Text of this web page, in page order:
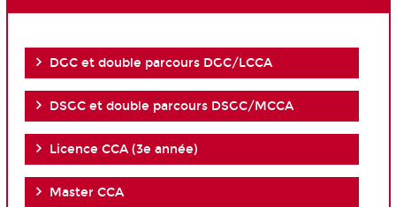
DGC et double parcours DGC/LCCA
DSGC et double parcours DSGC/MCCA
Licence CCA (3e année)
Master CCA